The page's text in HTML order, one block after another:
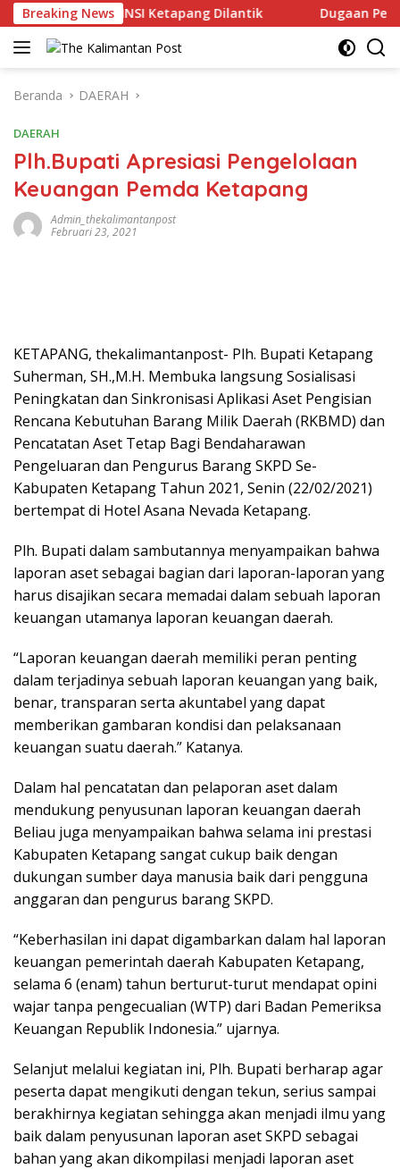
Langsung
ke
konten
Breaking News
DPC HNSI Ketapang Dilantik Dugaan
Beranda DAERAH
DAERAH
Plh.Bupati Apresiasi Pengelolaan
Keuangan Pemda Ketapang
Admin_thekalimantanpost
Februari 23, 2021
KETAPANG, thekalimantanpost- Plh. Bupati Ketapang
Suherman, SH.,M.H. Membuka langsung Sosialisasi
Peningkatan dan Sinkronisasi Aplikasi Aset Pengisian
Rencana Kebutuhan Barang Milik Daerah (RKBMD) dan
Pencatatan Aset Tetap Bagi Bendaharawan
Pengeluaran dan Pengurus Barang SKPD Se-
Kabupaten Ketapang Tahun 2021, Senin (22/02/2021)
bertempat di Hotel Asana Nevada Ketapang.
Plh. Bupati dalam sambutannya menyampaikan bahwa
laporan aset sebagai bagian dari laporan-laporan yang
harus disajikan secara memadai dalam sebuah laporan
keuangan utamanya laporan keuangan daerah.
“Laporan keuangan daerah memiliki peran penting
dalam terjadinya sebuah laporan keuangan yang baik,
benar, transparan serta akuntabel yang dapat
memberikan gambaran kondisi dan pelaksanaan
keuangan suatu daerah.” Katanya.
Dalam hal pencatatan dan pelaporan aset dalam
mendukung penyusunan laporan keuangan daerah
Beliau juga menyampaikan bahwa selama ini prestasi
Kabupaten Ketapang sangat cukup baik dengan
dukungan sumber daya manusia baik dari pengguna
anggaran dan pengurus barang SKPD.
“Keberhasilan ini dapat digambarkan dalam hal laporan
keuangan pemerintah daerah Kabupaten Ketapang,
selama 6 (enam) tahun berturut-turut mendapat opini
wajar tanpa pengecualian (WTP) dari Badan Pemeriksa
Keuangan Republik Indonesia.” ujarnya.
Selanjut melalui kegiatan ini, Plh. Bupati berharap agar
peserta dapat mengikuti dengan tekun, serius sampai
berakhirnya kegiatan sehingga akan menjadi ilmu yang
baik dalam penyusunan laporan aset SKPD sebagai
bahan yang akan dikompilasi menjadi laporan aset